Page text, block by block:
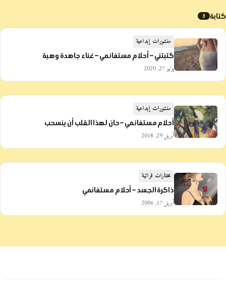
كتابة 3
منشورات إبداعية
كتبتني – أحلام مستغانمي – غناء جاهدة وهبة
يوليو 27, 2020
منشورات إبداعية
أحلام مستغانمي – حان لهذا القلب أن ينسحب
أبريل 29, 2018
مختارات قرائية
ذاكرة الجسد – أحلام مستغانمي
أبريل 17, 2006